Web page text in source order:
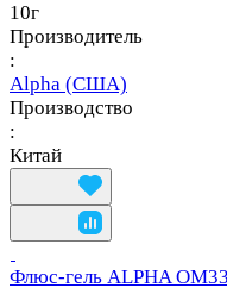
10г
Производитель
:
Alpha (США)
Производство
:
Китай
Флюс-гель ALPHA